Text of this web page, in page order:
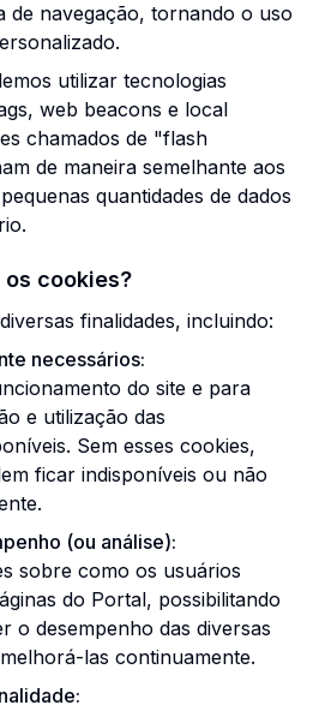
de navegação, tornando o uso
utilizar tecnologias
web beacons e local
chamados de "flash
de maneira semelhante aos
quantidades de dados
os cookies?
finalidades, incluindo:
necessários:
do site e para
e utilização das
Sem esses cookies,
ficar indisponíveis ou não
(ou análise):
sobre como os usuários
do Portal, possibilitando
o desempenho das diversas
las continuamente.